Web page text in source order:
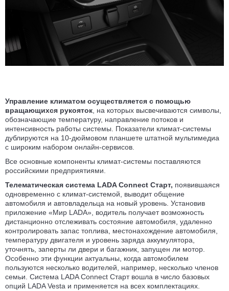
Управление климатом осуществляется с помощью
вращающихся рукояток , на которых высвечиваются символы,
обозначающие температуру, направление потоков и
интенсивность работы системы. Показатели климат-системы
дублируются на 10-дюймовом планшете штатной мультимедиа
с широким набором онлайн-сервисов.
Все основные компоненты климат-системы поставляются
российскими предприятиями.
Телематическая система LADA Connect Старт, появившаяся
одновременно с климат-системой, выводит общение
автомобиля и автовладельца на новый уровень. Установив
приложение «Мир LADA», водитель получает возможность
дистанционно отслеживать состояние автомобиля, удаленно
контролировать запас топлива, местонахождение автомобиля,
температуру двигателя и уровень заряда аккумулятора,
уточнять, заперты ли двери и багажник, запущен ли мотор.
Особенно эти функции актуальны, когда автомобилем
пользуются несколько водителей, например, несколько членов
семьи. Система LADA Connect Старт вошла в число базовых
опций LADA Vesta и применяется на всех комплектациях.